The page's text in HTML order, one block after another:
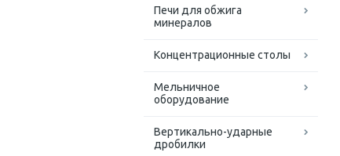
Печи для обжига
минералов
Концентрационные столы
Мельничное
оборудование
Вертикально-ударные
дробилки